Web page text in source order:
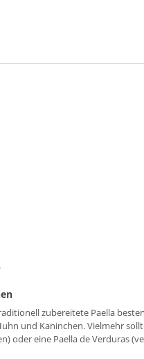
zubereitete Paella
und Kaninchen. Vielmehr
oder eine Paella de Verduras